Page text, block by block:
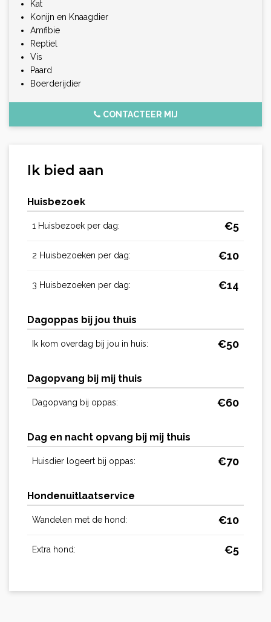
Kat
Konijn en Knaagdier
Amfibie
Reptiel
Vis
Paard
Boerderijdier
CONTACTEER MIJ
Ik bied aan
Huisbezoek
1 Huisbezoek per dag: €5
2 Huisbezoeken per dag: €10
3 Huisbezoeken per dag: €14
Dagoppas bij jou thuis
Ik kom overdag bij jou in huis: €50
Dagopvang bij mij thuis
Dagopvang bij oppas: €60
Dag en nacht opvang bij mij thuis
Huisdier logeert bij oppas: €70
Hondenuitlaatservice
Wandelen met de hond: €10
Extra hond: €5